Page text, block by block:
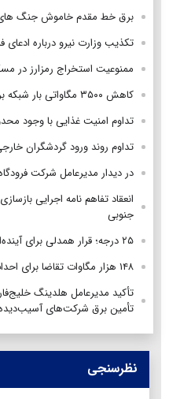
برق خط مقدم خاموش جنگ
تکذیب وزارت نیرو درباره
ممنوعیت استخراج رمزارز در مسکو
کاهش ۳۵۰۰ مگاواتی بار شبکه برق با اجرای طرح «مهتاب»
تداوم امنیت غذایی با وجود
تداوم روند ورود گردشگران
در دیدار مدیرعامل شرکت
انعقاد تفاهم نامه اجرایی
جنوبی
۲۵ درجه؛ قرار همدلی برای آینده‌ای روشن
۱۴۸ هزار مگاوات تقاضا برای احداث نیروگاه ثبت شد
تأکید مدیرعامل هلدینگ
تأمین برق شرکت‌های آسیب‌دیده
نظرسنجی